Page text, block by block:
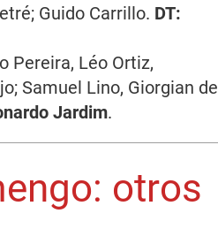
Guido Carrillo. DT:
Pereira, Léo Ortiz,
Samuel Lino, Giorgian de
Jardim.
otros